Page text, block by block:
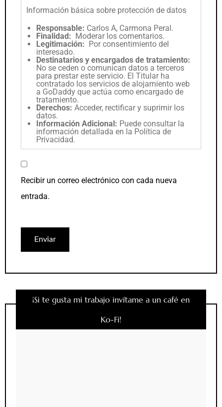
Información básica sobre protección de datos
Responsable: Carlos A, Carmona Peral.
Finalidad: Moderar los comentarios.
Legitimación: Por consentimiento del
interesado.
Destinatarios y encargados de tratamiento:
No se ceden o comunican datos a terceros
para prestar este servicio. El Titular ha
contratado los servicios de alojamiento web
a GoDaddy que actúa como encargado de
tratamiento.
Derechos: Acceder, rectificar y suprimir los
datos.
Información Adicional: Puede consultar la
información detallada en la Política de
Privacidad.
Recibir un correo electrónico con cada nueva
entrada.
¡Si te gusta mi trabajo invítame a un café en
Ko-Fi!